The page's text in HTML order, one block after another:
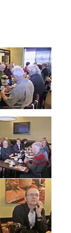
version
version
version